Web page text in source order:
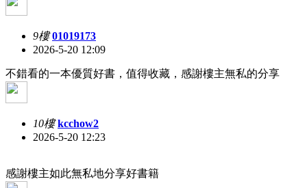
9樓 01019173
2026-5-20 12:09
不錯看的一本優質好書，值得收藏，感謝樓主無私的分享
10樓 kcchow2
2026-5-20 12:23
感謝樓主如此無私地分享好書籍